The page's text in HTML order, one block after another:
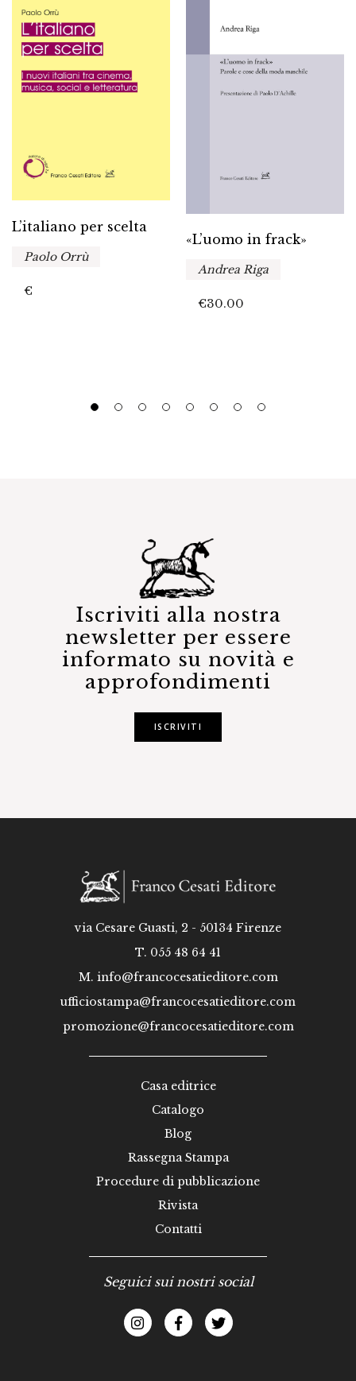
L’italiano per scelta
Paolo Orrù
€
«L’uomo in frack»
Andrea Riga
€30.00
Iscriviti alla nostra
newsletter per essere
informato su novità e
approfondimenti
ISCRIVITI
via Cesare Guasti, 2 - 50134 Firenze
T. 055 48 64 41
M. info@francocesatieditore.com
ufficiostampa@francocesatieditore.com
promozione@francocesatieditore.com
Casa editrice
Catalogo
Blog
Rassegna Stampa
Procedure di pubblicazione
Rivista
Contatti
Seguici sui nostri social